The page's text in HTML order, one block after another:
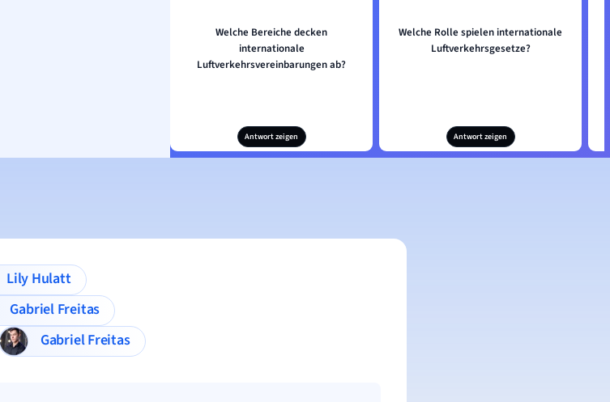
Welche Bereiche decken
internationale
Luftverkehrsvereinbarungen ab?
Antwort zeigen
Welche Rolle spielen internationale
Luftverkehrsgesetze?
Antwort zeigen
Lily Hulatt
Gabriel Freitas
Gabriel Freitas